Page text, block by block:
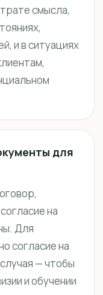
смысла,
и в ситуациях
для
на
Для
согласие на
— чтобы
и обучении